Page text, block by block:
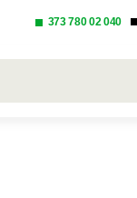
373 780 02 040